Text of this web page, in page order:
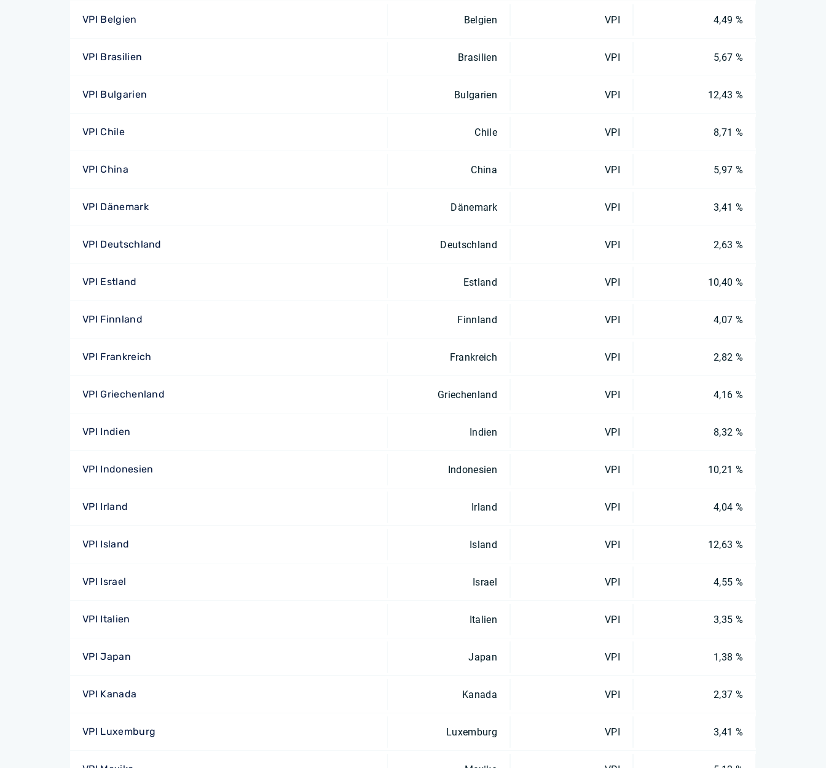
VPI Belgien Belgien VPI 4,49 %
VPI Brasilien Brasilien VPI 5,67 %
VPI Bulgarien Bulgarien VPI 12,43 %
VPI Chile Chile VPI 8,71 %
VPI China China VPI 5,97 %
VPI Dänemark Dänemark VPI 3,41 %
VPI Deutschland Deutschland VPI 2,63 %
VPI Estland Estland VPI 10,40 %
VPI Finnland Finnland VPI 4,07 %
VPI Frankreich Frankreich VPI 2,82 %
VPI Griechenland Griechenland VPI 4,16 %
VPI Indien Indien VPI 8,32 %
VPI Indonesien Indonesien VPI 10,21 %
VPI Irland Irland VPI 4,04 %
VPI Island Island VPI 12,63 %
VPI Israel Israel VPI 4,55 %
VPI Italien Italien VPI 3,35 %
VPI Japan Japan VPI 1,38 %
VPI Kanada Kanada VPI 2,37 %
VPI Luxemburg Luxemburg VPI 3,41 %